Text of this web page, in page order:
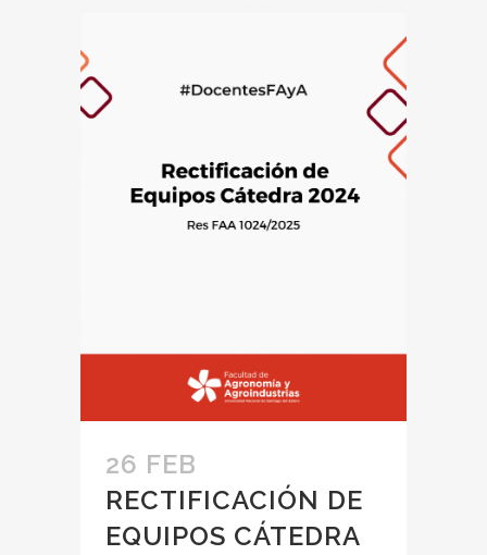
26 FEB
RECTIFICACIÓN DE
EQUIPOS CÁTEDRA